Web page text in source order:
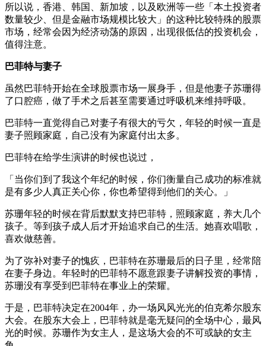
所以说，香港、韩国、新加坡，以及欧洲等一些「本土投资者
数量较少、但是金融市场规模比较大」的这种比较特殊的股票
市场，经常会因为经济动荡的原因，出现很低估的投资机会，
值得注意。
巴菲特与妻子
虽然巴菲特开始在全球股票市场一展身手，但是他妻子苏珊得
了口腔癌，做了手术之后甚至需要通过呼吸机来维持呼吸。
巴菲特一直觉得自己对妻子有很大的亏欠，年轻的时候一直是
妻子照顾家庭，自己没有为家庭付出太多。
巴菲特在给学生演讲的时候也说过，
「当你们到了我这个年纪的时候，你们衡量自己成功的标准就
是有多少人真正关心你，你也希望得到他们的关心。」
苏珊年轻的时候在背后默默支持巴菲特，照顾家庭，养大几个
孩子。等到孩子成人后才开始追求自己的生活。她喜欢唱歌，
喜欢做慈善。
为了弥补对妻子的愧疚，巴菲特在苏珊最后的日子里，经常陪
在妻子身边。年轻时的巴菲特不愿意跟妻子讲解投资的事情，
苏珊没有享受到巴菲特在事业上的荣耀。
于是，巴菲特决定在2004年，办一场风风光光的伯克希尔股东
大会。在股东大会上，巴菲特就是毫无疑问的全场中心，最风
光的时候。苏珊作为女主人，是这场大会的不可或缺的女主